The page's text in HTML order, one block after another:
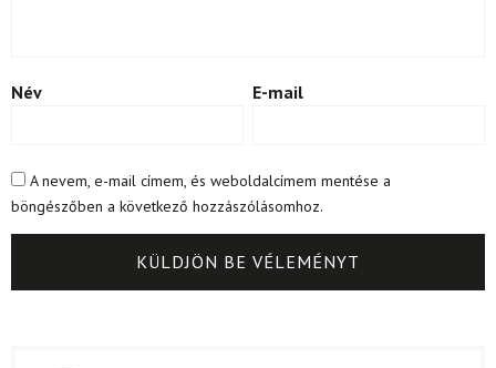
Név E-mail
A nevem, e-mail címem, és weboldalcímem mentése a
böngészőben a következő hozzászólásomhoz.